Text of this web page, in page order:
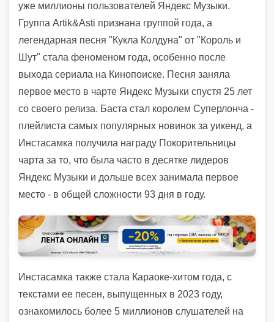
уже миллионы пользователей Яндекс Музыки.
Группа Artik&Asti признана группой года, а
легендарная песня "Кукла Колдуна" от "Король и
Шут" стала феноменом года, особенно после
выхода сериала на Кинопоиске. Песня заняла
первое место в чарте Яндекс Музыки спустя 25 лет
со своего релиза. Баста стал королем Суперлонча -
плейлиста самых популярных новинок за уикенд, а
Инстасамка получила награду Покорительницы
чарта за то, что была часто в десятке лидеров
Яндекс Музыки и дольше всех занимала первое
место - в общей сложности 93 дня в году.
Инстасамка также стала Караоке-хитом года, с
текстами ее песен, выпущенных в 2023 году,
ознакомилось более 5 миллионов слушателей на